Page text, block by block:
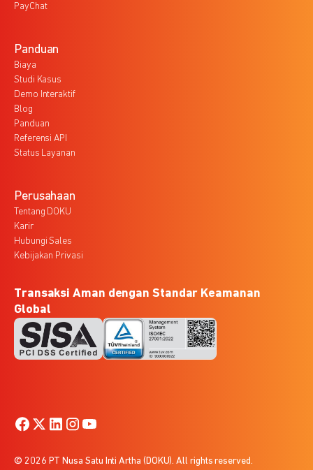
PayChat
Panduan
Biaya
Studi Kasus
Demo Interaktif
Blog
Panduan
Referensi API
Status Layanan
Perusahaan
Tentang DOKU
Karir
Hubungi Sales
Kebijakan Privasi
Transaksi Aman dengan Standar Keamanan
Global
© 2026 PT Nusa Satu Inti Artha (DOKU). All rights reserved.